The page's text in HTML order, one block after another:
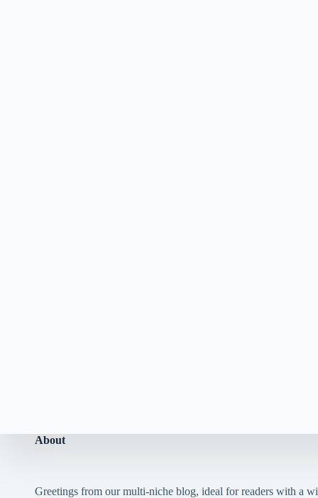
About
Greetings from our multi-niche blog, ideal for readers with a